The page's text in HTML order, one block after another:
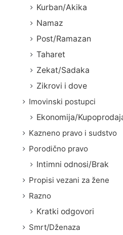
Kurban/Akika
Namaz
Post/Ramazan
Taharet
Zekat/Sadaka
Zikrovi i dove
Imovinski postupci
Ekonomija/
Kazneno pravo i sudstvo
Porodično pravo
Intimni odnosi/Brak
Propisi vezani za žene
Razno
Kratki odgovori
Smrt/Dženaza